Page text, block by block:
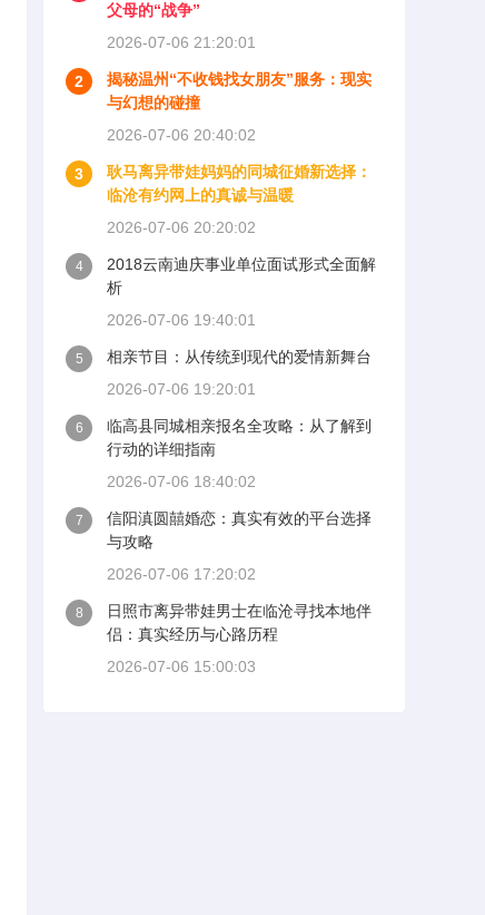
父母的“战争”
2026-07-06 21:20:01
2
揭秘温州“不收钱找女朋友”服务：现实
与幻想的碰撞
2026-07-06 20:40:02
3
耿马离异带娃妈妈的同城征婚新选择：
临沧有约网上的真诚与温暖
2026-07-06 20:20:02
4
2018云南迪庆事业单位面试形式全面解
析
2026-07-06 19:40:01
5
相亲节目：从传统到现代的爱情新舞台
2026-07-06 19:20:01
6
临高县同城相亲报名全攻略：从了解到
行动的详细指南
2026-07-06 18:40:02
7
信阳滇圆囍婚恋：真实有效的平台选择
与攻略
2026-07-06 17:20:02
8
日照市离异带娃男士在临沧寻找本地伴
侣：真实经历与心路历程
2026-07-06 15:00:03